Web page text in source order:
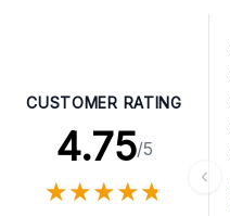
CUSTOMER RATING
4.75/5
★★★★★
★★★★★